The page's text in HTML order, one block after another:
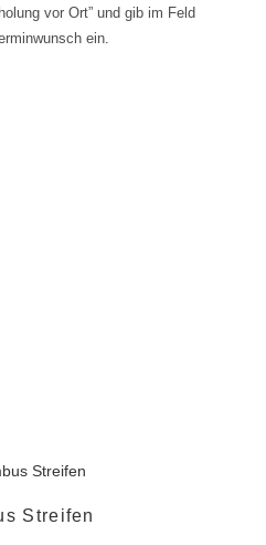
vor Ort” und gib im Feld
ein.
Streifen